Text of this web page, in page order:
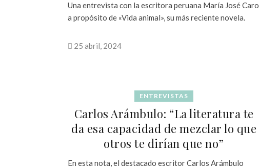
Una entrevista con la escritora peruana María José Caro
a propósito de «Vida animal», su más reciente novela.
25 abril, 2024
ENTREVISTAS
Carlos Arámbulo: “La literatura te
da esa capacidad de mezclar lo que
otros te dirían que no”
En esta nota, el destacado escritor Carlos Arámbulo